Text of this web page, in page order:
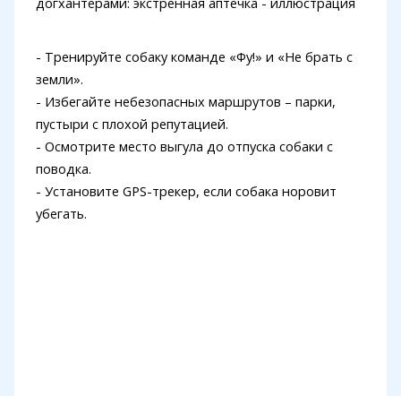
- Тренируйте собаку команде «Фу!» и «Не брать с
земли».
- Избегайте небезопасных маршрутов – парки,
пустыри с плохой репутацией.
- Осмотрите место выгула до отпуска собаки с
поводка.
- Установите GPS-трекер, если собака норовит
убегать.